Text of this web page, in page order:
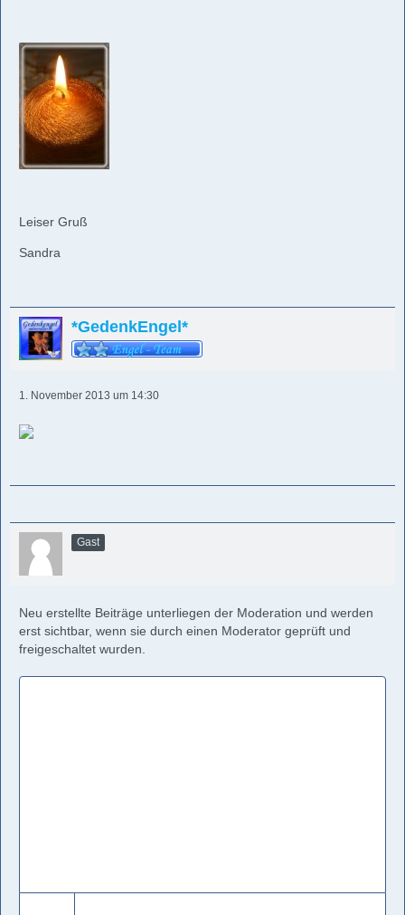
Leiser Gruß
Sandra
*GedenkEngel*
1. November 2013 um 14:30
Gast
Neu erstellte Beiträge unterliegen der Moderation und werden
erst sichtbar, wenn sie durch einen Moderator geprüft und
freigeschaltet wurden.